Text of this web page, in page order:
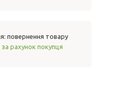
повернення товару
за рахунок покупця